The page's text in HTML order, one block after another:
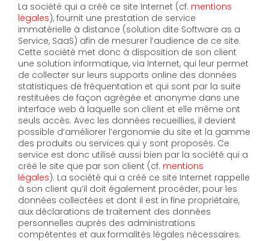
La société qui a créé ce site Internet (cf. mentions
légales), fournit une prestation de service
immatérielle à distance (solution dite Software as a
Service, SaaS) afin de mesurer l’audience de ce site.
Cette société met donc à disposition de son client
une solution informatique, via Internet, qui leur permet
de collecter sur leurs supports online des données
statistiques de fréquentation et qui sont par la suite
restituées de façon agrégée et anonyme dans une
interface web à laquelle son client et elle même ont
seuls accès. Avec les données recueillies, il devient
possible d’améliorer l’ergonomie du site et la gamme
des produits ou services qui y sont proposés. Ce
service est donc utilisé aussi bien par la société qui a
créé le site que par son client (cf. mentions
légales). La société qui a créé ce site Internet rappelle
à son client qu’il doit également procéder, pour les
données collectées et dont il est in fine propriétaire,
aux déclarations de traitement des données
personnelles auprès des administrations
compétentes et aux formalités légales nécessaires.